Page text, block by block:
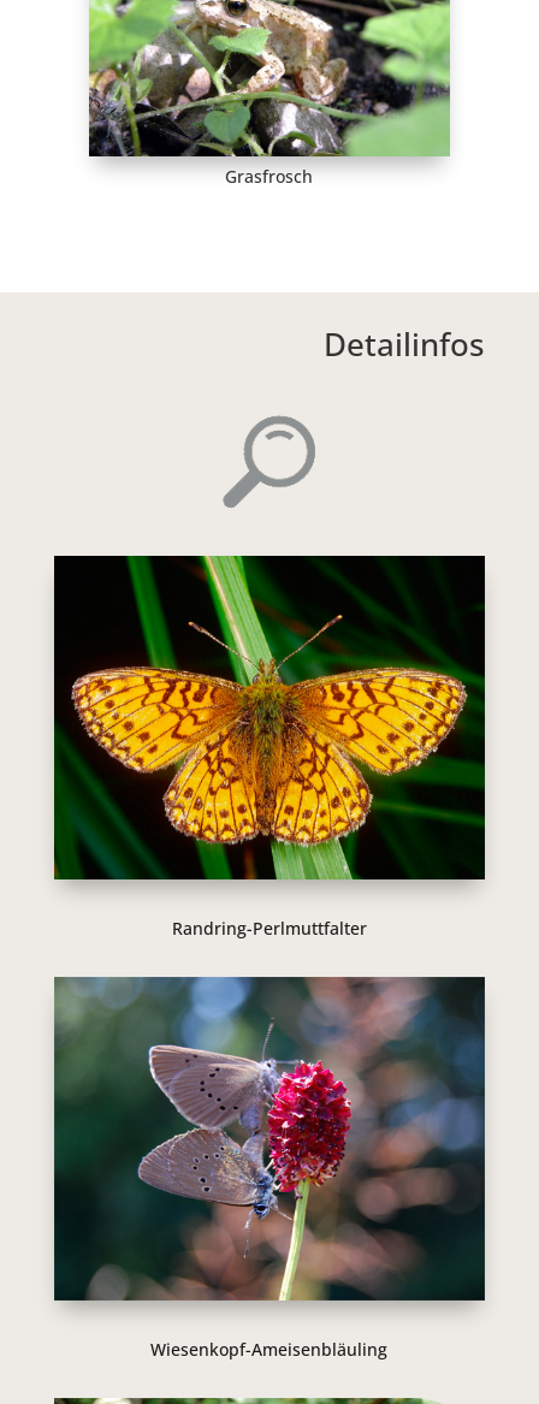
Grasfrosch
Detailinfos
Randring-Perlmuttfalter
Wiesenkopf-Ameisenbläuling